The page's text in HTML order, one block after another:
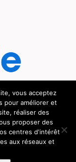
cuisine.
CHEZ
vous acceptez
pour améliorer et
réaliser des
proposer des
centres d'intérêt
aux réseaux et